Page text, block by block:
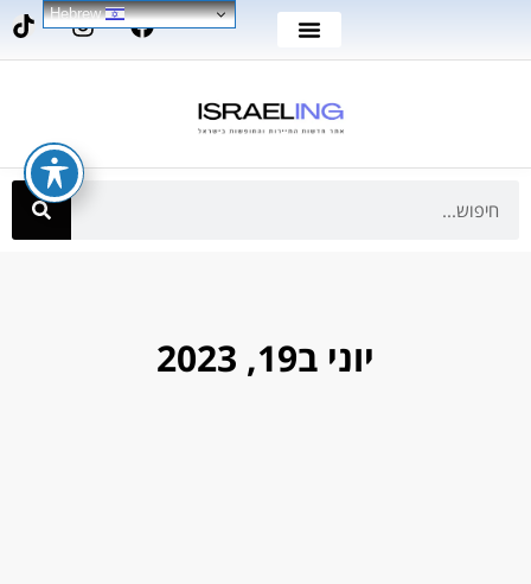
יוני ב19, 2023
Hebrew